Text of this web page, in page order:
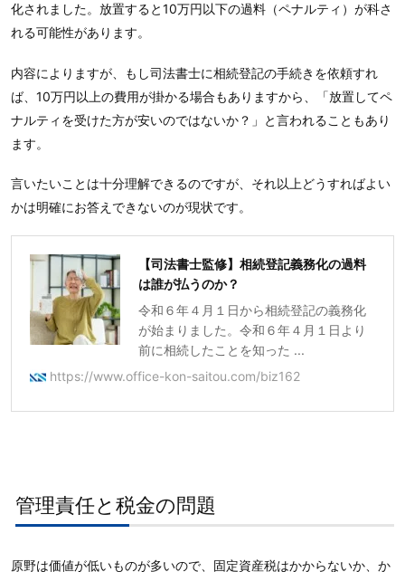
化されました。放置すると10万円以下の過料（ペナルティ）が科さ
れる可能性があります。
内容によりますが、もし司法書士に相続登記の手続きを依頼すれ
ば、10万円以上の費用が掛かる場合もありますから、「放置してペ
ナルティを受けた方が安いのではないか？」と言われることもあり
ます。
言いたいことは十分理解できるのですが、それ以上どうすればよい
かは明確にお答えできないのが現状です。
【司法書士監修】相続登記義務化の過料
は誰が払うのか？
令和６年４月１日から相続登記の義務化
が始まりました。令和６年４月１日より
前に相続したことを知った ...
https://www.office-kon-saitou.com/biz162
管理責任と税金の問題
原野は価値が低いものが多いので、固定資産税はかからないか、か